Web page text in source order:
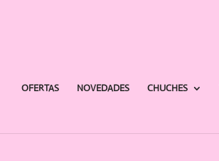
OFERTAS NOVEDADES CHUCHES